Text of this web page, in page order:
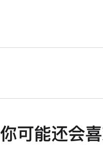
你可能还会